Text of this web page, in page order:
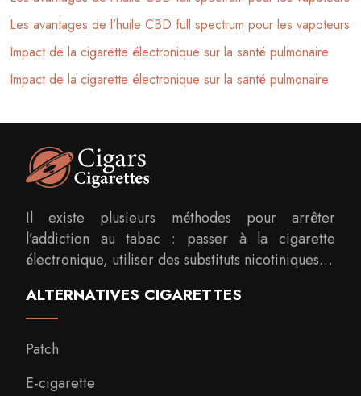
Les avantages de l’huile CBD full spectrum pour les vapoteurs
Impact de la cigarette électronique sur la santé pulmonaire
Impact de la cigarette électronique sur la santé pulmonaire
Il existe plusieurs méthodes pour arrêter
l’addiction au tabac : passer à la cigarette
électronique, utiliser des substituts nicotiniques…
ALTERNATIVES CIGARETTES
Patch
E-cigarette